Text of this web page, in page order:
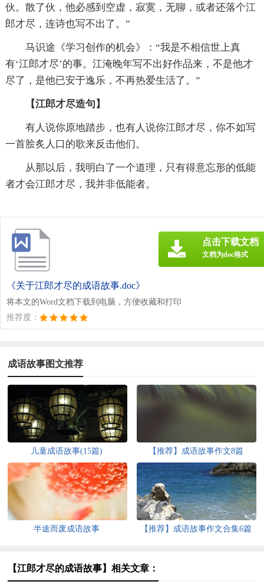
伙。散了伙，他必感到空虚，寂寞，无聊，或者还落个江
郎才尽，连诗也写不出了。”
马识途《学习创作的机会》：“我是不相信世上真
有‘江郎才尽’的事。江淹晚年写不出好作品来，不是他才
尽了，是他已安于逸乐，不再热爱生活了。”
【江郎才尽造句】
有人说你原地踏步，也有人说你江郎才尽，你不如写
一首脍炙人口的歌来反击他们。
从那以后，我明白了一个道理，只有得意忘形的低能
者才会江郎才尽，我并非低能者。
《关于江郎才尽的成语故事.doc》
将本文的Word文档下载到电脑，方便收藏和打印
推荐度：
点击下载文档
文档为doc格式
成语故事图文推荐
儿童成语故事(15篇) 【推荐】成语故事作文8篇
半途而废成语故事 【推荐】成语故事作文合集6篇
【江郎才尽的成语故事】相关文章：